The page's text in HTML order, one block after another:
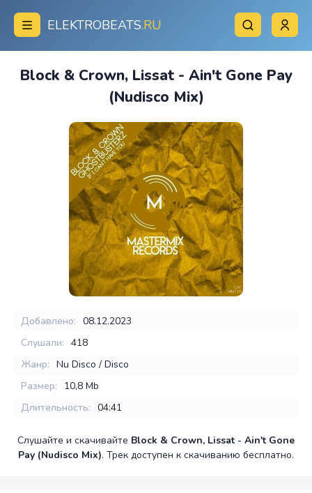
ELEKTROBEATS.RU
Block & Crown, Lissat - Ain't Gone Pay
(Nudisco Mix)
Добавлено: 08.12.2023
Слушали: 418
Жанр: Nu Disco / Disco
Размер:
10,8 Mb
Длительность: 04:41
Слушайте и скачивайте Block & Crown, Lissat - Ain't Gone
Pay (Nudisco Mix). Трек доступен к скачиванию бесплатно.